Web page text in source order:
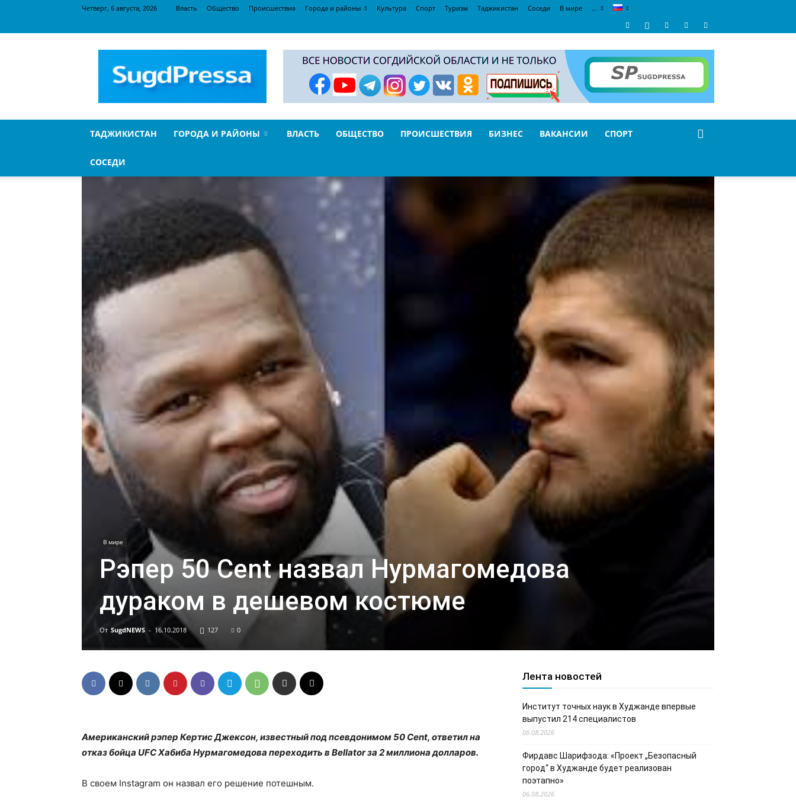
Четверг, 6 августа, 2026 Власть Общество Происшествия Города и районы Культура Спорт Туризм Таджикистан Соседи В мире …
ТАДЖИКИСТАН ГОРОДА И РАЙОНЫ ВЛАСТЬ ОБЩЕСТВО ПРОИСШЕСТВИЯ БИЗНЕС ВАКАНСИИ СПОРТ
СОСЕДИ
В мире
Рэпер 50 Cent назвал Нурмагомедова
дураком в дешевом костюме
От SugdNEWS - 16.10.2018 127 0
Американский рэпер Кертис Джексон, известный под псевдонимом 50 Cent, ответил на
отказ бойца UFC Хабиба Нурмагомедова переходить в Bellator за 2 миллиона долларов.
В своем Instagram он назвал его решение потешным.
Лента новостей
Институт точных наук в Худжанде впервые
выпустил 214 специалистов
06.08.2026
Фирдавс Шарифзода: «Проект „Безопасный
город“ в Худжанде будет реализован
поэтапно»
06.08.2026